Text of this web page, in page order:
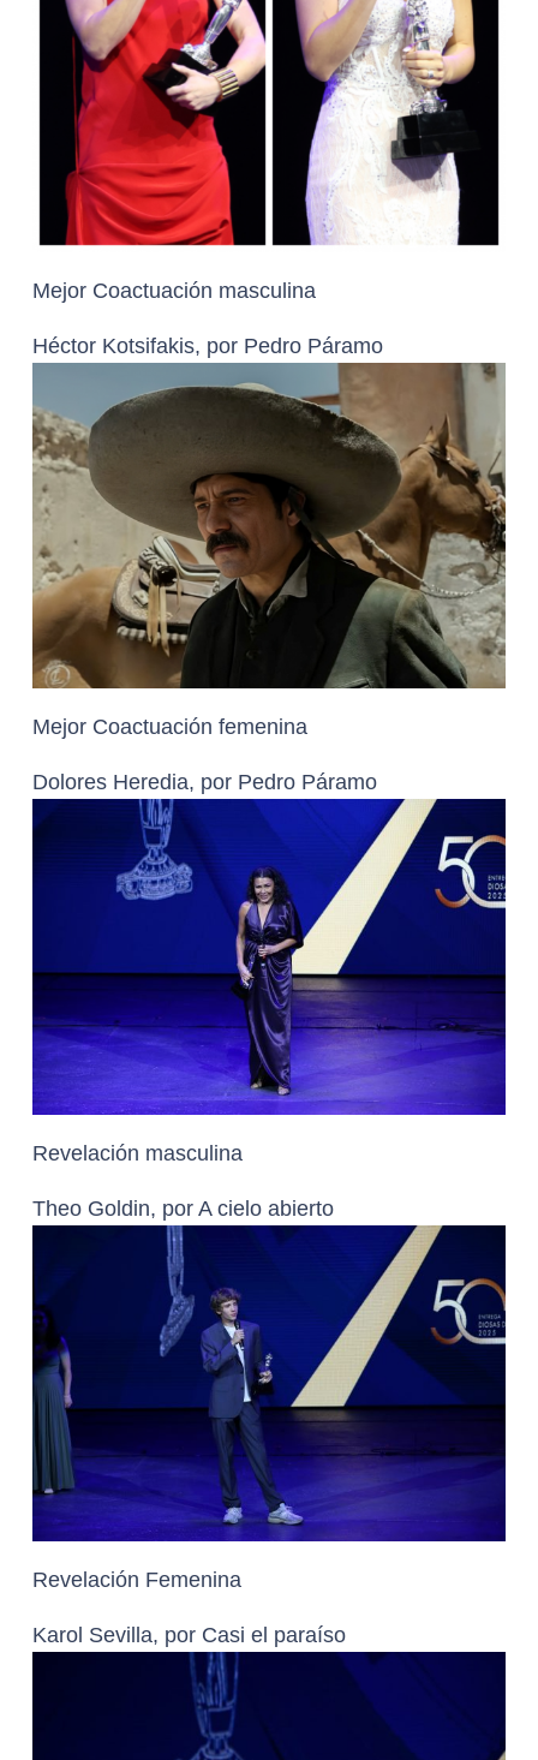
Mejor Coactuación masculina
Héctor Kotsifakis, por Pedro Páramo
Mejor Coactuación femenina
Dolores Heredia, por Pedro Páramo
Revelación masculina
Theo Goldin, por A cielo abierto
Revelación Femenina
Karol Sevilla, por Casi el paraíso